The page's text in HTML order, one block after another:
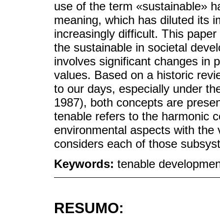
use of the term «sustainable»
meaning, which has diluted its
increasingly difficult. This
the sustainable in societal
involves significant changes in
values. Based on a historic
to our days, especially under
1987), both concepts are
tenable refers to the harmonic
environmental aspects with
considers each of those
Keywords: tenable
RESUMO: